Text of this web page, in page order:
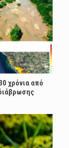
χρόνια από